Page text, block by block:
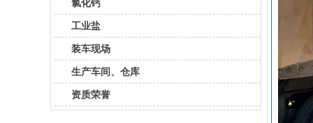
氯化钙
工业盐
装车现场
生产车间、仓库
资质荣誉